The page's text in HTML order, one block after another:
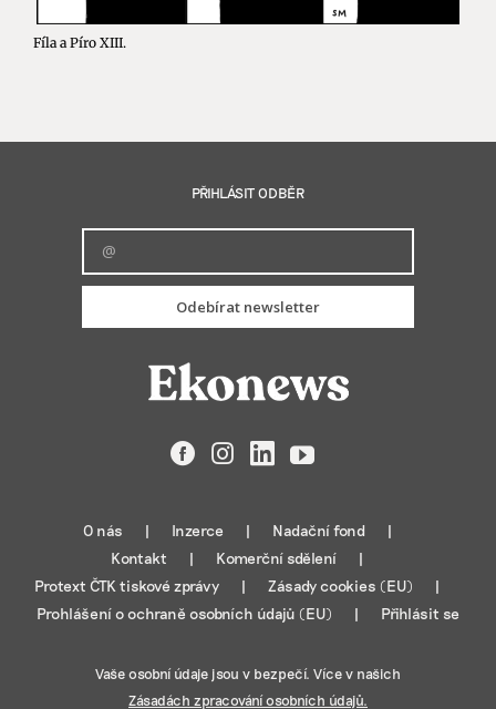
Fíla a Píro XIII.
PŘIHLÁSIT ODBĚR
Odebírat newsletter
FacebookInstagramLinkedIn
YouTube
O nás Inzerce
Nadační fond
Kontakt
Komerční sdělení
Protext ČTK tiskové zprávy
Zásady cookies (EU)
Prohlášení o ochraně osobních údajů (EU)
Přihlásit se
Vaše osobní údaje jsou v bezpečí. Více v našich
Zásadách zpracování osobních údajů.